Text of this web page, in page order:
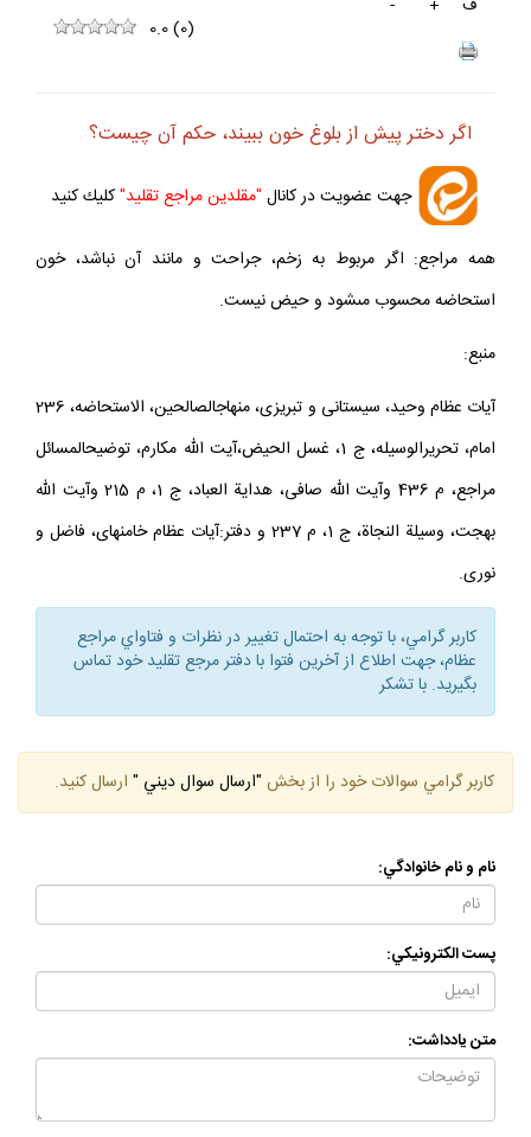
ف
+
-
0.0(0)
اگر دختر پيش از بلوغ خون ببيند، حكم آن چيست؟
جهت عضويت در كانال "مقلدين مراجع تقليد"كليك كنيد
همه مراجع: اگر مربوط به زخم، جراحت و مانند آن نباشد، خون
استحاضه محسوب مى‏شود و حيض نيست.
منبع:
آيات عظام وحيد، سيستانى و تبريزى، منهاج‏الصالحين، الاستحاضه، 236
امام، تحريرالوسيله، ج 1، غسل الحيض،آيت الله مكارم، توضيح‏المسائل
مراجع، م 436 وآيت الله صافى، هداية العباد، ج 1، م 215 وآيت الله
بهجت، وسيلة النجاة، ج 1، م 237 و دفتر:آيات عظام خامنه‏اى، فاضل و
نورى.
كاربر گرامي، با توجه به احتمال تغيير در نظرات و فتاواي مراجع
عظام، جهت اطلاع از آخرين فتوا با دفتر مرجع تقليد خود تماس
بگيريد. با تشكر
كاربر گرامي سوالات خود را از بخش "ارسال سوال ديني " ارسال كنيد.
نام و نام خانوادگي:
پست الكترونيكي:
متن يادداشت: